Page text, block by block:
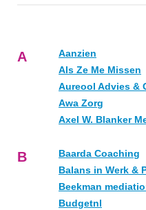
A
Aanzien
Als Ze Me Missen
Aureool Advies &
Awa Zorg
Axel W. Blanker
B
Baarda Coaching
Balans in Werk &
Beekman
Budgetnl